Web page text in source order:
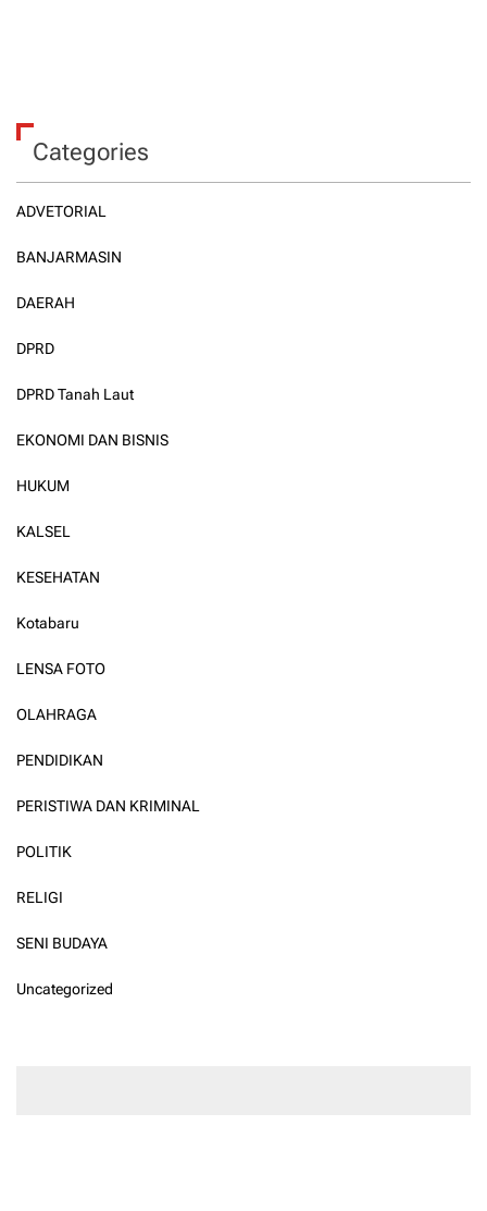
Categories
ADVETORIAL
BANJARMASIN
DAERAH
DPRD
DPRD Tanah Laut
EKONOMI DAN BISNIS
HUKUM
KALSEL
KESEHATAN
Kotabaru
LENSA FOTO
OLAHRAGA
PENDIDIKAN
PERISTIWA DAN KRIMINAL
POLITIK
RELIGI
SENI BUDAYA
Uncategorized